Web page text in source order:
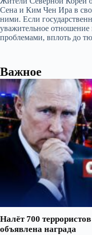
Сена и Ким Чен Ира в
ними. Если
уважительное отношение
проблемами, вплоть до
Важное
Налёт 700
объявлена награда